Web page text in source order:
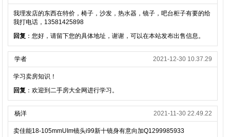
我理发店的东西在特价，椅子，沙发，热水器，镜子，吧台柜子有要的给
我打电话，13581425898
回复 ：您好，请留下您的具体地址，谢谢，可以在本站发布出售信息。
2021-12-30 10.37.29
学者
学习卖房知识！
回复 ：欢迎到二手房大全网进行学习。
2021-11-30 22.49.22
杨洋
卖佳能18-105mmUIm镜头i99新十镜身有意向加Q1299985933